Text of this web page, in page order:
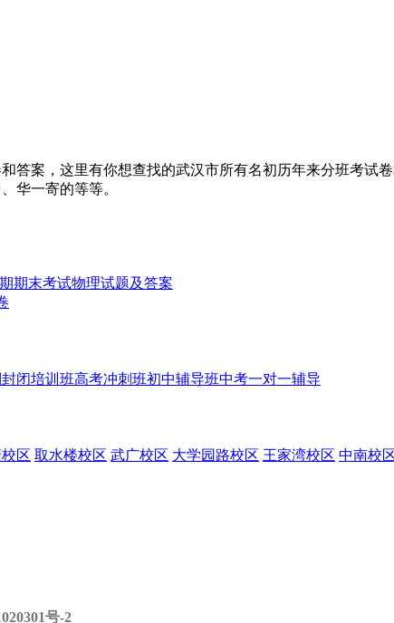
答案，这里有你想查找的武汉市所有名初历年来分班考试
华一寄的等等。
期末考试物理试题及答案
闭培训班高考冲刺班初中辅导班中考一对一辅导
区 取水楼校区 武广校区 大学园路校区 王家湾校区 中南校
号-2